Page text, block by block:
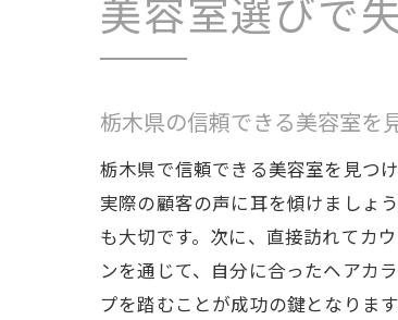
美容室選びで
栃木県の信頼できる美容室を
栃木県で信頼できる美容室を見つ
実際の顧客の声に耳を傾けましょ
も大切です。次に、直接訪れてカ
ンを通じて、自分に合ったヘアカ
プを踏むことが成功の鍵となります